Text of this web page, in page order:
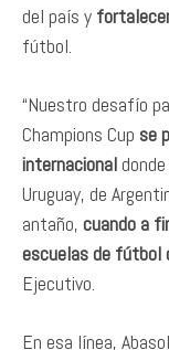
del país y
fútbol.
“Nuestro desafío
Champions Cup se
internacional
Uruguay, de
antaño, cuando a
escuelas de fútbol
Ejecutivo.
En esa línea,